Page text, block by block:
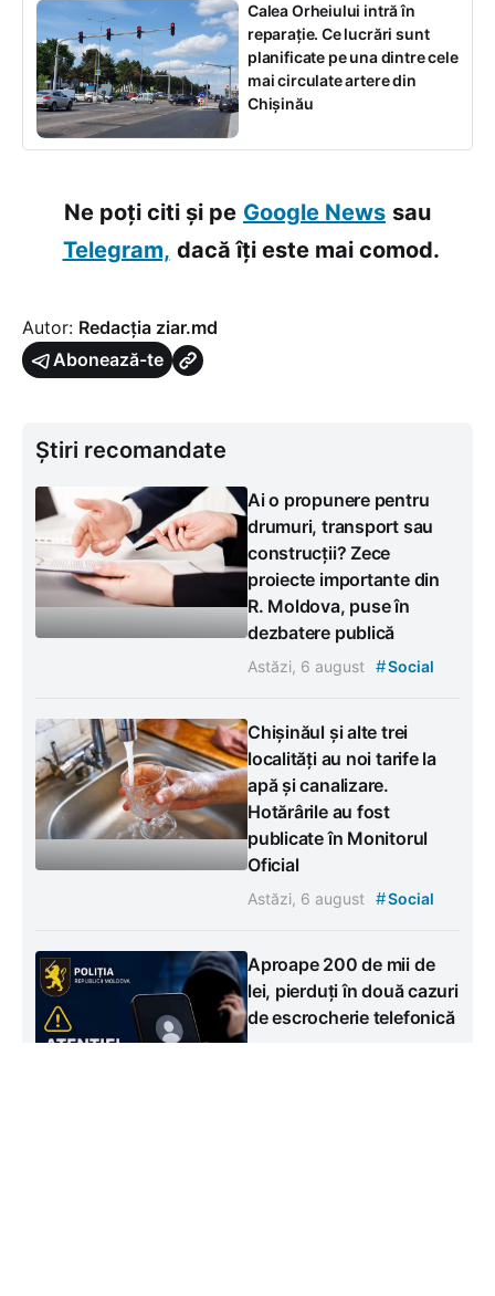
Calea Orheiului intră în
reparație. Ce lucrări sunt
planificate pe una dintre cele
mai circulate artere din
Chișinău
Ne poți citi și pe Google News sau
Telegram, dacă îți este mai comod.
Autor: Redacția ziar.md
Abonează-te
Știri recomandate
Ai o propunere pentru
drumuri, transport sau
construcții? Zece
proiecte importante din
R. Moldova, puse în
dezbatere publică
Astăzi, 6 august #Social
Chișinăul și alte trei
localități au noi tarife la
apă și canalizare.
Hotărârile au fost
publicate în Monitorul
Oficial
Astăzi, 6 august #Social
Aproape 200 de mii de
lei, pierduți în două cazuri
de escrocherie telefonică